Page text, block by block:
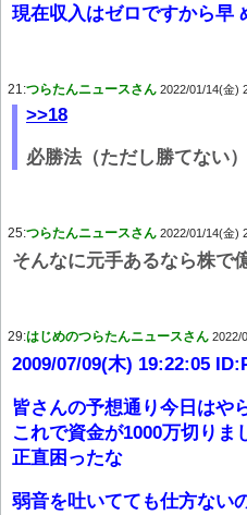
現在収入はゼロですから早
21:つらたんニュースさん 2022/01/14(金)
>>18
必勝法（ただし勝てない）
25:つらたんニュースさん 2022/01/14(金)
そんなに元手あるなら株で
29:はじめのつらたんニュースさん 2022/
2009/07/09(木) 19:22:05
皆さんの予想通り今日はや
これで資金が1000万切りま
正直困ったな
弱音を吐いてても仕方ない